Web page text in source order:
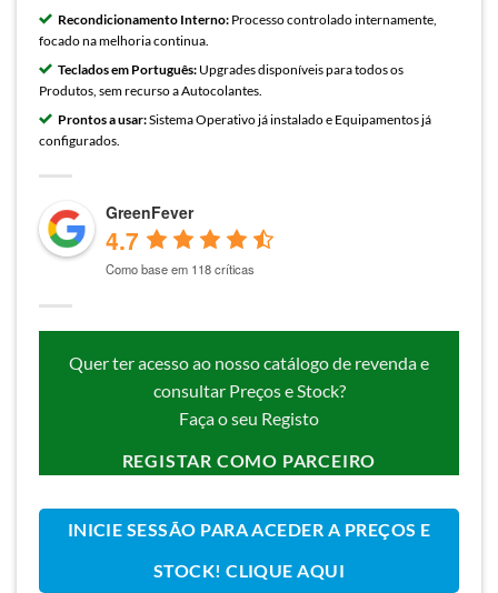
Recondicionamento Interno: Processo controlado internamente,
focado na melhoria continua.
Teclados em Português: Upgrades disponíveis para todos os
Produtos, sem recurso a Autocolantes.
Prontos a usar:Sistema Operativo já instalado e Equipamentos já
configurados.
GreenFever
4.7
Como base em 118 críticas
Quer ter acesso ao nosso catálogo de revenda e
consultar Preços e Stock?
Faça o seu Registo
REGISTAR COMO PARCEIRO
INICIE SESSÃO PARA ACEDER A PREÇOS E
STOCK! CLIQUE AQUI